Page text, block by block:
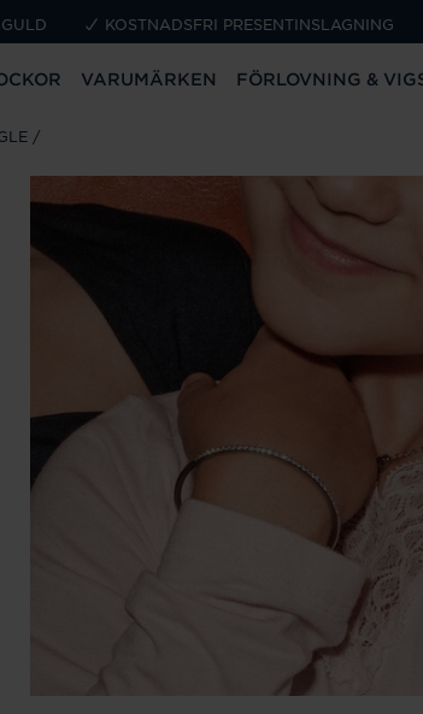
KOSTNADSFRI PRESENTINSLAGNING
VARUMÄRKEN FÖRLOVNING &